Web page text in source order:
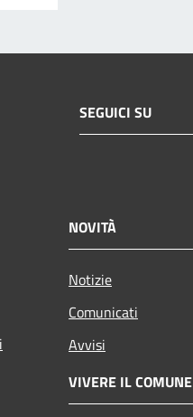
SEGUICI SU
NOVITÀ
Notizie
Comunicati
Avvisi
VIVERE IL COMUNE